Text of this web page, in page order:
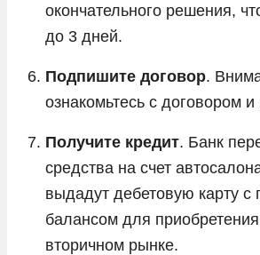
окончательного решения,
до 3 дней.
Подпишите договор.
ознакомьтесь с договором
Получите кредит. Банк
средства на счет
выдадут дебетовую карту
балансом для
вторичном рынке.